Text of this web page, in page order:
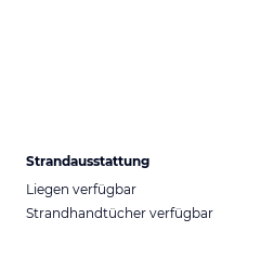
Strandausstattung
Liegen verfügbar
Strandhandtücher verfügbar